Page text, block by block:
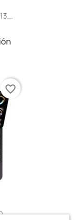
favorite_border